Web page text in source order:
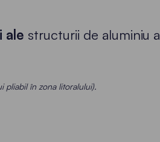
ale structurii de aluminiu a
pliabil în zona litoralului).